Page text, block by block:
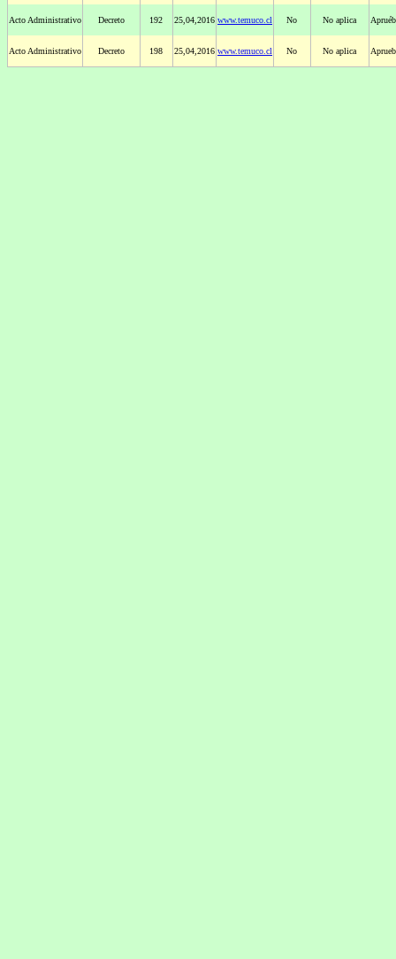
Acto Administrativo Decreto 192 25,04,2016 www.temuco.cl No No aplica
Acto Administrativo Decreto 198 25,04,2016 www.temuco.cl No No aplica